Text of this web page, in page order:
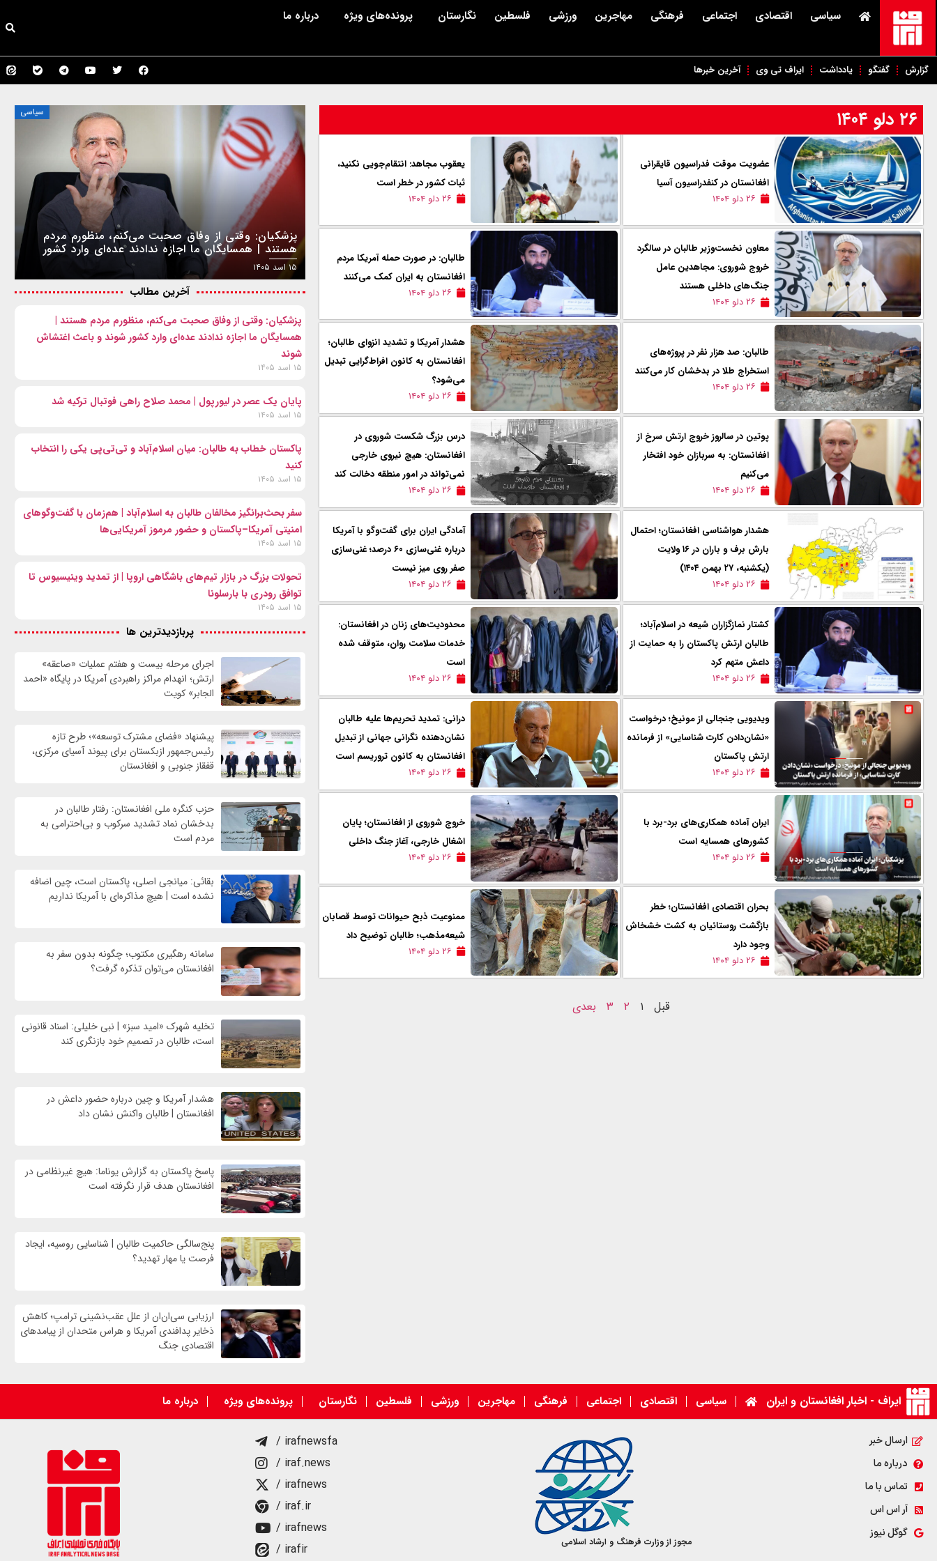
سیاسی اقتصادی اجتماعی فرهنگی مهاجرین ورزشی فلسطین نگارستان پرونده‌های ویژه درباره ما
گزارش گفتگو یادداشت ایراف تی وی آخرین خبرها
۲۶ دلو ۱۴۰۴
عضویت موقت فدراسیون قایقرانی
افغانستان در کنفدراسیون آسیا
۲۶ دلو ۱۴۰۴
یعقوب مجاهد: انتقام‌جویی نکنید،
ثبات کشور در خطر است
۲۶ دلو ۱۴۰۴
معاون نخست‌وزیر طالبان در سالگرد
خروج شوروی: مجاهدین عامل
جنگ‌های داخلی هستند
۲۶ دلو ۱۴۰۴
طالبان: در صورت حمله آمریکا مردم
افغانستان به ایران کمک می‌کنند
۲۶ دلو ۱۴۰۴
طالبان: صد هزار نفر در پروژه‌های
استخراج طلا در بدخشان کار می‌کنند
۲۶ دلو ۱۴۰۴
هشدار آمریکا و تشدید انزوای طالبان؛
افغانستان به کانون افراط‌گرایی تبدیل
می‌شود؟
۲۶ دلو ۱۴۰۴
پوتین در سالروز خروج ارتش سرخ از
افغانستان: به سربازان خود افتخار
می‌کنیم
۲۶ دلو ۱۴۰۴
درس‌ بزرگ شکست شوروی در
افغانستان: هیچ نیروی خارجی
نمی‌تواند در امور منطقه دخالت کند
۲۶ دلو ۱۴۰۴
هشدار هواشناسی افغانستان؛ احتمال
بارش برف و باران در ۱۶ ولایت
(یکشنبه، ۲۷ بهمن ۱۴۰۴)
۲۶ دلو ۱۴۰۴
آمادگی ایران برای گفت‌وگو با آمریکا
درباره غنی‌سازی ۶۰ درصد؛ غنی‌سازی
صفر روی میز نیست
۲۶ دلو ۱۴۰۴
کشتار نمازگزاران شیعه در اسلام‌آباد؛
طالبان ارتش پاکستان را به حمایت از
داعش متهم کرد
۲۶ دلو ۱۴۰۴
محدودیت‌های زنان در افغانستان:
خدمات سلامت روان، متوقف شده
است
۲۶ دلو ۱۴۰۴
ویدیویی جنجالی از مونیخ؛ درخواست
«نشان‌دادن کارت شناسایی» از فرمانده
ارتش پاکستان
۲۶ دلو ۱۴۰۴
درانی: تمدید تحریم‌ها علیه طالبان
نشان‌دهنده نگرانی جهانی از تبدیل
افغانستان به کانون تروریسم است
۲۶ دلو ۱۴۰۴
ایران آماده همکاری‌های برد-برد با
کشورهای همسایه است
۲۶ دلو ۱۴۰۴
خروج شوروی از افغانستان؛ پایان
اشغال خارجی، آغاز جنگ داخلی
۲۶ دلو ۱۴۰۴
بحران اقتصادی افغانستان؛ خطر
بازگشت روستائیان به کشت خشخاش
وجود دارد
۲۶ دلو ۱۴۰۴
ممنوعیت ذبح حیوانات توسط قصابان
شیعه‌مذهب؛ طالبان توضیح داد
۲۶ دلو ۱۴۰۴
قبل ۱ ۲ ۳ بعدی
سیاسی
پزشکیان: وقتی از وفاق صحبت می‌کنم، منظورم مردم
هستند | همسایگان ما اجازه ندادند عده‌ای وارد کشور
شوند و باعث اغتشاش شوند
۱۵ اسد ۱۴۰۵
آخرین مطالب
پزشکیان: وقتی از وفاق صحبت می‌کنم، منظورم مردم هستند |
همسایگان ما اجازه ندادند عده‌ای وارد کشور شوند و باعث اغتشاش
شوند
۱۵ اسد ۱۴۰۵
پایان یک عصر در لیورپول | محمد صلاح راهی فوتبال ترکیه شد
۱۵ اسد ۱۴۰۵
پاکستان خطاب به طالبان: میان اسلام‌آباد و تی‌تی‌پی یکی را انتخاب
کنید
۱۵ اسد ۱۴۰۵
سفر بحث‌برانگیز مخالفان طالبان به اسلام‌آباد | هم‌زمان با گفت‌وگوهای
امنیتی آمریکا–پاکستان و حضور مرموز آمریکایی‌ها
۱۵ اسد ۱۴۰۵
تحولات بزرگ در بازار تیم‌های باشگاهی اروپا | از تمدید وینیسیوس تا
توافق رودری با بارسلونا
۱۵ اسد ۱۴۰۵
پربازدیدترین ها
اجرای مرحله بیست و هفتم عملیات «صاعقه»
ارتش؛ انهدام مراکز راهبردی آمریکا در پایگاه «احمد
الجابر» کویت
پیشنهاد «فضای مشترک توسعه»؛ طرح تازه
رئیس‌جمهور ازبکستان برای پیوند آسیای مرکزی،
قفقاز جنوبی و افغانستان
حزب کنگره ملی افغانستان: رفتار طالبان در
بدخشان نماد تشدید سرکوب و بی‌احترامی به
مردم است
بقائی: میانجی اصلی، پاکستان است، چین اضافه
نشده است | هیچ مذاکره‌ای با آمریکا نداریم
سامانه رهگیری مکتوب؛ چگونه بدون سفر به
افغانستان می‌توان تذکره گرفت؟
تخلیه شهرک «امید سبز» | نبی خلیلی: اسناد قانونی
است، طالبان در تصمیم خود بازنگری کند
هشدار آمریکا و چین درباره حضور داعش در
افغانستان | طالبان واکنش نشان داد
پاسخ پاکستان به گزارش یوناما: هیچ غیرنظامی در
افغانستان هدف قرار نگرفته است
پنج‌سالگی حاکمیت طالبان | شناسایی روسیه، ایجاد
فرصت‌ یا مهار تهدید؟
ارزیابی سی‌ان‌ان از علل عقب‌نشینی ترامپ؛ کاهش
ذخایر پدافندی آمریکا و هراس متحدان از پیامدهای
اقتصادی جنگ
ایراف - اخبار افغانستان و ایران سیاسی اقتصادی اجتماعی فرهنگی مهاجرین ورزشی فلسطین نگارستان پرونده‌های ویژه درباره ما
ارسال خبر
درباره ما
تماس با ما
آر اس اس
گوگل نیوز
مجوز از وزارت فرهنگ و ارشاد اسلامی
/ irafnewsfa
/ iraf.news
/ irafnews
/ iraf.ir
/ irafnews
/ irafir